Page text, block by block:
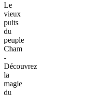
Le
vieux
puits
du
peuple
Cham
-
Découvrez
la
magie
du